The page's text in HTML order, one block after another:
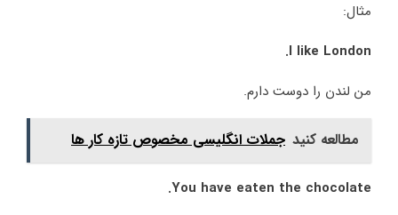
مثال:
I like London.
من لندن را دوست دارم.
مطالعه کنید جملات انگلیسی مخصوص تازه کار ها
You have eaten the chocolate.